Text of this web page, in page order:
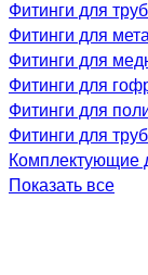
Фитинги для
Фитинги для
Фитинги для
Фитинги для
Фитинги для
Фитинги для
Комплектующие
Показать все